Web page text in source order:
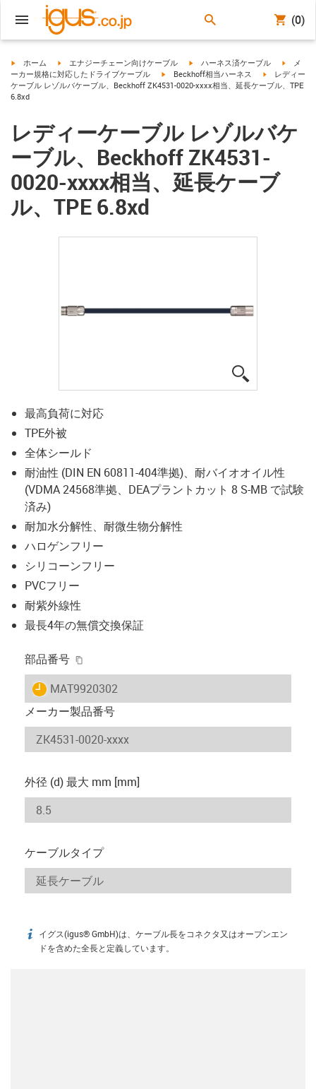
(0)
igus-icon-arrow-right
ホーム igus-icon-arrow-right
エナジーチェーン向けケーブル igus-icon-arrow-right
ハーネス済ケーブル igus-
メ
ーカー規格に対応したドライブケーブル
igus-icon-arrow-right
Beckhoff相当ハーネス igus-icon-
レディー
ケーブル レゾルバケーブル、Beckhoff ZK4531-0020-xxxx相当、延長ケーブル、TPE
6.8xd
レディーケーブル レゾルバケ
ーブル、Beckhoff ZK4531-
0020-xxxx相当、延長ケーブ
ル、TPE 6.8xd
最高負荷に対応
TPE外被
全体シールド
耐油性 (DIN EN 60811-404準拠)、耐バイオオイル性
(VDMA 24568準拠、DEAプラントカット 8 S-MB で試験
済み)
耐加水分解性、耐微生物分解性
ハロゲンフリー
シリコーンフリー
PVCフリー
耐紫外線性
最長4年の無償交換保証
部品番号
igus-icon-lieferzeit
MAT9920302
メーカー製品番号
外径 (d) 最大 mm [mm]
ケーブルタイプ
igus-icon-info
イグス(igus® GmbH)は、ケーブル長をコネクタ又はオープンエン
ドを含めた全長と定義しています。